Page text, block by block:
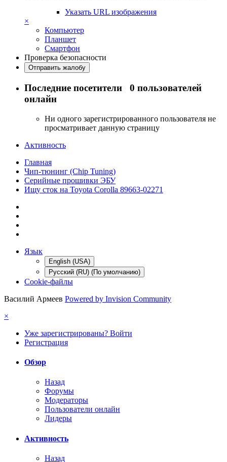
Указать URL изображения
×
Компьютер
Планшет
Смартфон
Проверка безопасности
Отправить жалобу
Последние посетители 0 пользователей
онлайн
Ни одного зарегистрированного пользователя не
просматривает данную страницу
Активность
Главная
Чип-тюнинг (Chip Tuning)
Серийные прошивки ЭБУ
Ищу сток на Toyota Corolla 89663-02271
Язык
English (USA)
Русский (RU) (По умолчанию)
Cookie-файлы
Василий Армеев Powered by Invision Community
×
Уже зарегистрированы? Войти
Регистрация
Обзор
Назад
Форумы
Модераторы
Пользователи онлайн
Лидеры
Активность
Назад